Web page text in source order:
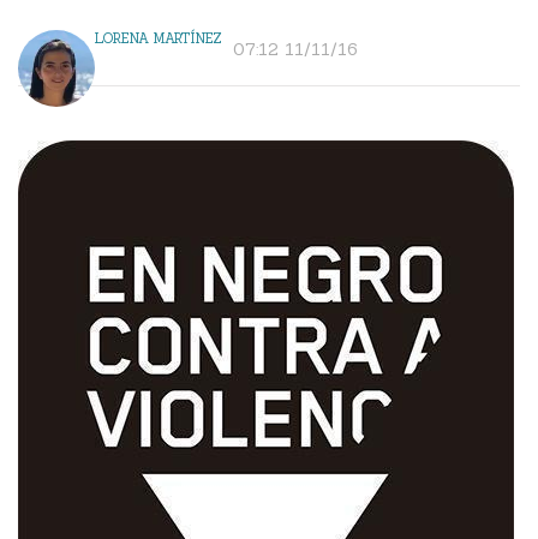
LORENA MARTÍNEZ 07:12 11/11/16